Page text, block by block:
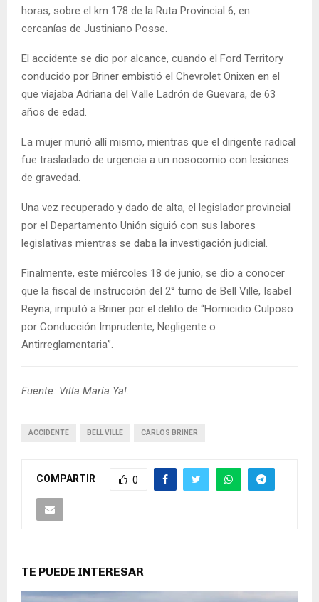
horas, sobre el km 178 de la Ruta Provincial 6, en
cercanías de Justiniano Posse.
El accidente se dio por alcance, cuando el Ford Territory
conducido por Briner embistió el Chevrolet Onixen en el
que viajaba Adriana del Valle Ladrón de Guevara, de 63
años de edad.
La mujer murió allí mismo, mientras que el dirigente radical
fue trasladado de urgencia a un nosocomio con lesiones
de gravedad.
Una vez recuperado y dado de alta, el legislador provincial
por el Departamento Unión siguió con sus labores
legislativas mientras se daba la investigación judicial.
Finalmente, este miércoles 18 de junio, se dio a conocer
que la fiscal de instrucción del 2° turno de Bell Ville, Isabel
Reyna, imputó a Briner por el delito de “Homicidio Culposo
por Conducción Imprudente, Negligente o
Antirreglamentaria”.
Fuente: Villa María Ya!.
ACCIDENTE BELL VILLE CARLOS BRINER
COMPARTIR 0
TE PUEDE INTERESAR